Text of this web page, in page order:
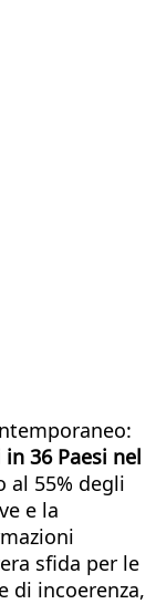
36 Paesi nel
al 55% degli
e la
sfida per le
di incoerenza,